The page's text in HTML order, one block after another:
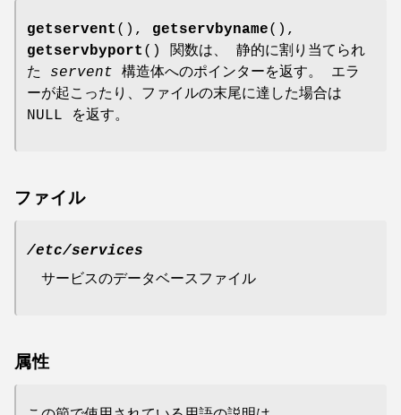
getservent (), getservbyname(),
getservbyport () 関数は、 静的に割り当てられ
た servent 構造体へのポインターを返す。 エラ
ーが起こったり、ファイルの末尾に達した場合は
NULL を返す。
ファイル
/etc/services
サービスのデータベースファイル
属性